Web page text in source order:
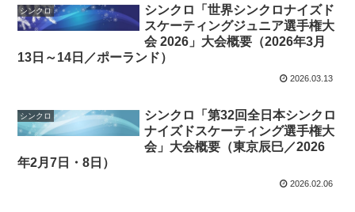
シンクロ
シンクロ「世界シンクロナイズド
スケーティングジュニア選手権大
会 2026」大会概要（2026年3月
13日～14日／ポーランド）
2026.03.13
シンクロ
シンクロ「第32回全日本シンクロ
ナイズドスケーティング選手権大
会」大会概要（東京辰巳／2026
年2月7日・8日）
2026.02.06